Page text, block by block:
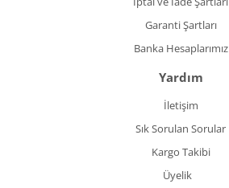
Garanti Şartları
Banka Hesaplarımız
Yardım
İletişim
Sık Sorulan Sorular
Kargo Takibi
Üyelik